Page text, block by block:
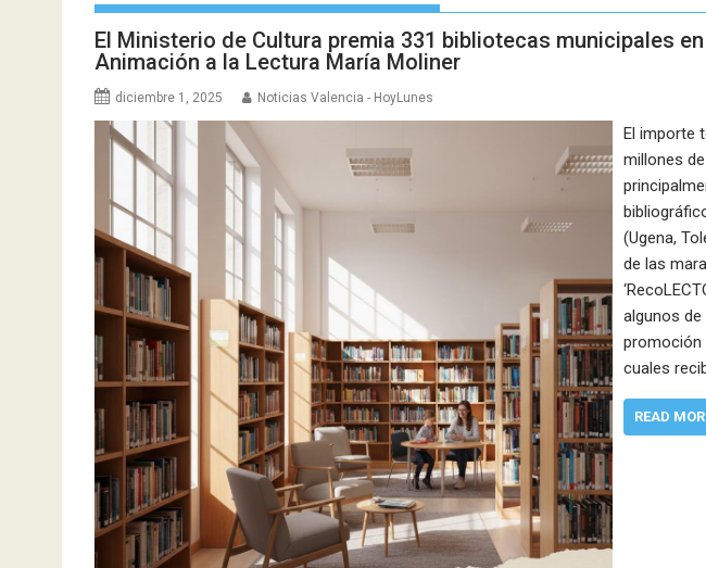
El Ministerio de Cultura premia 331 bibliotecas municipales
Animación a la Lectura María Moliner
diciembre 1, 2025 Noticias Valencia - HoyLunes
El importe
millones
(Ugena,
de las
algunos
promoción
cuales
READ